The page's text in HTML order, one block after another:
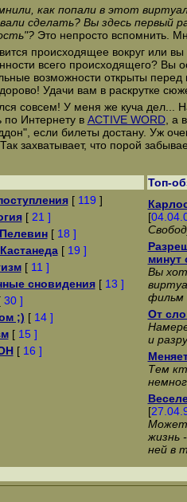
как попали в этот
сделать? Вы здесь первый
Это непросто вспомнить.
происходящее вокруг или вы
всего происходящего? Вы
возможности открыты перед
Удачи вам в раскрутке
совсем! У меня же куча дел...
по Интернету в ACTIVE WORD, а
если билеты достану. Уж
Так захватывает, что порой
Топ-
[ 119 ]
[ 21 ]
[ 18 ]
[ 19 ]
[ 11 ]
сновидения[ 13 ]
30 ]
;) [ 14 ]
[ 15 ]
[ 16 ]
[
минут
Вы
фильм
От
и
Тем
[
Может
жизнь
ней в